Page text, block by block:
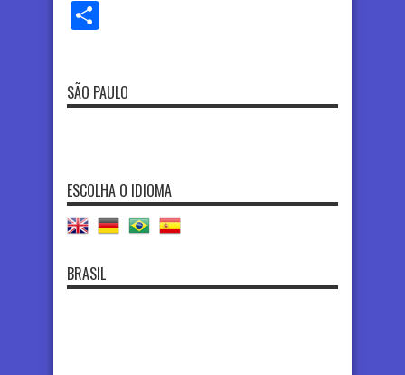
SÃO PAULO
ESCOLHA O IDIOMA
BRASIL